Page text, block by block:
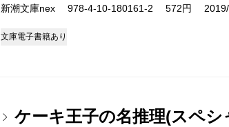
新潮文庫nex 978-4-10-180161-2 572円 2019/
文庫電子書籍あり
ケーキ王子の名推理(スペシ